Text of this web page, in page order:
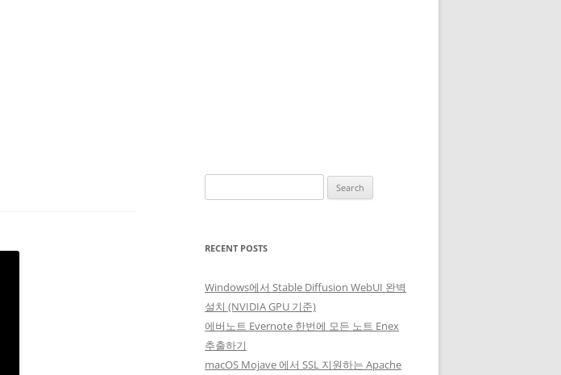
for:
RECENT POSTS
Windows에서 Stable Diffusion WebUI 완벽
설치 (NVIDIA GPU 기준)
에버노트 Evernote 한번에 모든 노트 Enex
추출하기
macOS Mojave 에서 SSL 지원하는 Apache